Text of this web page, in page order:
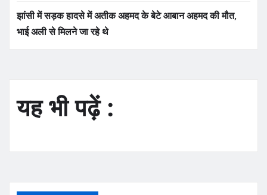
झांसी में सड़क हादसे में अतीक अहमद के बेटे आबान अहमद की मौत,
भाई अली से मिलने जा रहे थे
यह भी पढ़ें :